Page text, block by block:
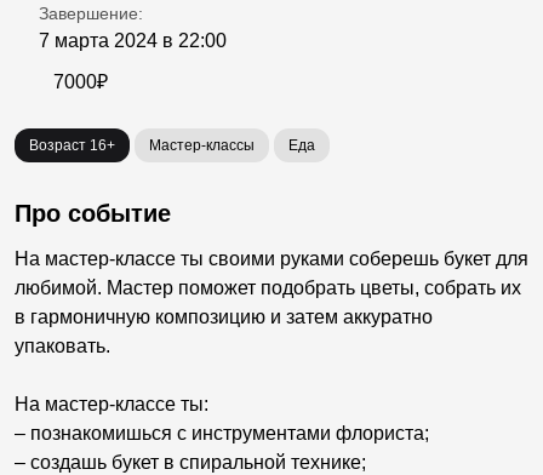
Завершение:
7 марта 2024 в 22:00
7000₽
Возраст 16+ Мастер-классы Еда
Про событие
На мастер-классе ты своими руками соберешь букет для
любимой. Мастер поможет подобрать цветы, собрать их
в гармоничную композицию и затем аккуратно
упаковать.
На мастер-классе ты:
– познакомишься с инструментами флориста;
– создашь букет в спиральной технике;